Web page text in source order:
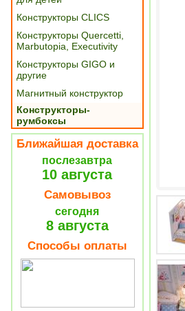
Конструкторы CLICS
Конструкторы Quercetti,
Marbutopia, Executivity
Конструкторы GIGO и
другие
Магнитный конструктор
Конструкторы-
румбоксы
Ближайшая доставка
послезавтра
10 августа
Самовывоз
сегодня
8 августа
Способы оплаты